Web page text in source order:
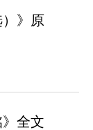
）》原
全文